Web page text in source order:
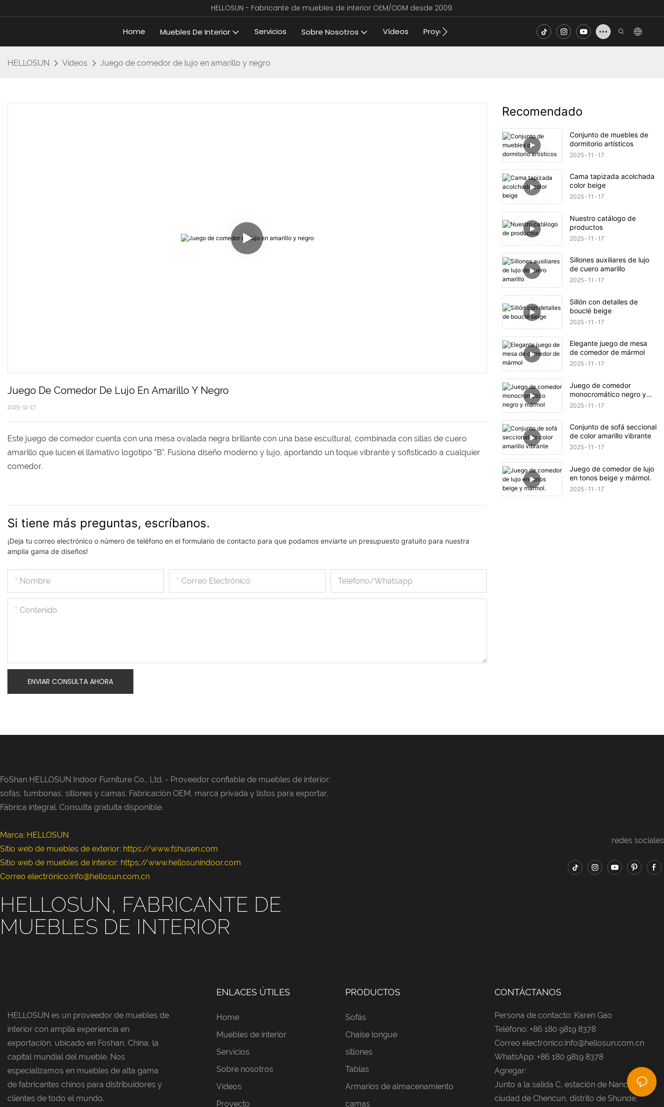
HELLOSUN - Fabricante de muebles de interior OEM/ODM desde 2009.
Home Muebles De Interior Servicios Sobre Nosotros Vídeos Proyecto Contacto FAQ
HELLOSUN Vídeos Juego de comedor de lujo en amarillo y negro
Juego De Comedor De Lujo En Amarillo Y Negro
2025-11-17
Este juego de comedor cuenta con una mesa ovalada negra brillante con una base escultural, combinada con sillas de cuero
amarillo que lucen el llamativo logotipo "B". Fusiona diseño moderno y lujo, aportando un toque vibrante y sofisticado a cualquier
comedor.
Si tiene más preguntas, escríbanos.
¡Deja tu correo electrónico o número de teléfono en el formulario de contacto para que podamos enviarte un presupuesto gratuito para nuestra
amplia gama de diseños!
Nombre Correo Electrónico Teléfono/whatsapp
Contenido
ENVIAR CONSULTA AHORA
Recomendado
Conjunto de muebles de
dormitorio artísticos
2025 11 17
Cama tapizada acolchada
color beige
2025 11 17
Nuestro catálogo de
productos
2025 11 17
Sillones auxiliares de lujo
de cuero amarillo
2025 11 17
Sillón con detalles de
bouclé beige
2025 11 17
Elegante juego de mesa
de comedor de mármol
2025 11 17
Juego de comedor
monocromático negro y
mármol
2025 11 17
Conjunto de sofá seccional
de color amarillo vibrante
2025 11 17
Juego de comedor de lujo
en tonos beige y mármol.
2025 11 17
FoShan HELLOSUN Indoor Furniture Co., Ltd. - Proveedor confiable de muebles de interior:
sofás, tumbonas, sillones y camas. Fabricación OEM, marca privada y listos para exportar.
Fábrica integral. Consulta gratuita disponible.
Marca: HELLOSUN
Sitio web de muebles de exterior: https://www.fshusen.com
Sitio web de muebles de interior: https://www.hellosunindoor.com
Correo electrónico:info@hellosun.com.cn
HELLOSUN, FABRICANTE DE
MUEBLES DE INTERIOR
redes sociales
HELLOSUN es un proveedor de muebles de
interior con amplia experiencia en
exportación, ubicado en Foshan, China, la
capital mundial del mueble. Nos
especializamos en muebles de alta gama
de fabricantes chinos para distribuidores y
clientes de todo el mundo.
ENLACES ÚTILES
Home
Muebles de interior
Servicios
Sobre nosotros
Vídeos
Proyecto
PRODUCTOS
Sofás
Chaise longue
sillones
Tablas
Armarios de almacenamiento
camas
CONTÁCTANOS
Persona de contacto: Karen Gao
Teléfono: +86 180 9819 8378
Correo electrónico:info@hellosun.com.cn
WhatsApp: +86 180 9819 8378
Agregar:
Junto a la salida C, estación de Nanchong,
ciudad de Chencun, distrito de Shunde,